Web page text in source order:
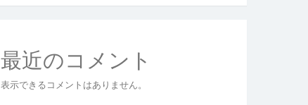
最近のコメント
表示できるコメントはありません。